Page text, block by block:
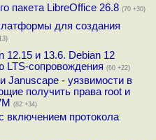
пакета LibreOffice 26.8 (70 +30)
для создания
12.15 и 13.6. Debian 12
LTS-сопровождения (60 +22)
Januscape - уязвимости в
получить права root и
(82 +34)
включением протокола